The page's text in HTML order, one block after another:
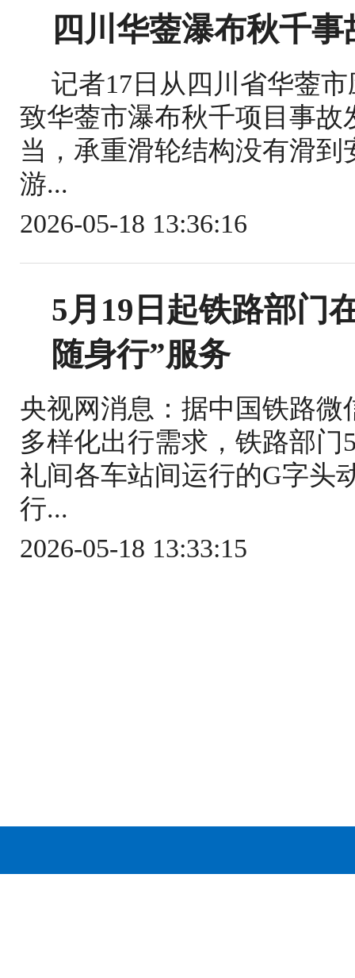
四川华蓥瀑布秋千
记者17日从四川省华蓥
致华蓥市瀑布秋千项目事
当，承重滑轮结构没有滑
游...
2026-05-18 13:36:16
5月19日起铁路部门
随身行”服务
央视网消息：据中国铁路
多样化出行需求，铁路部门
礼间各车站间运行的G字头
行...
2026-05-18 13:33:15